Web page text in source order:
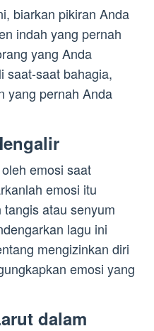
biarkan pikiran Anda
indah yang pernah
yang Anda
saat-saat bahagia,
yang pernah Anda
emosi saat
emosi itu
atau senyum
lagu ini
mengizinkan diri
emosi yang
dalam